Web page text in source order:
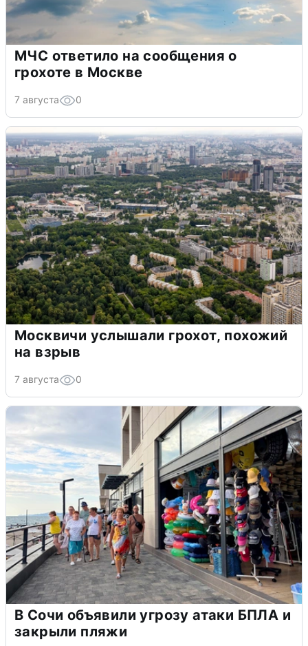
МЧС ответило на сообщения о
грохоте в Москве
7 августа 0
Москвичи услышали грохот, похожий
на взрыв
7 августа 0
В Сочи объявили угрозу атаки БПЛА и
закрыли пляжи